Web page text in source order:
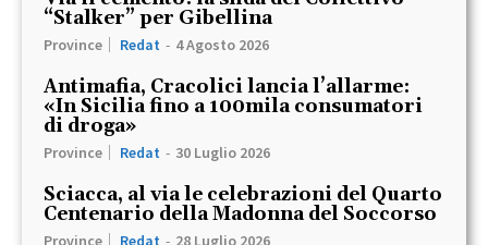
“Stalker” per Gibellina
Province Redat - 4 Agosto 2026
Antimafia, Cracolici lancia l’allarme:
«In Sicilia fino a 100mila consumatori
di droga»
Province Redat - 30 Luglio 2026
Sciacca, al via le celebrazioni del Quarto
Centenario della Madonna del Soccorso
Province Redat - 28 Luglio 2026